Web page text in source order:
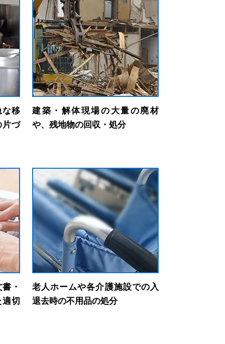
移
づ
建築・解体現場の大量の廃材
や、残地物の回収・処分
・
切
老人ホームや各介護施設での入
退去時の不用品の処分